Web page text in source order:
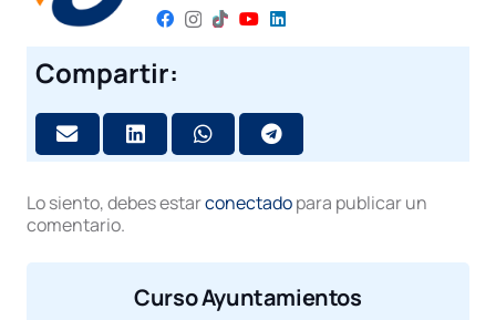
Compartir:
Lo siento, debes estarconectadopara publicar un
comentario.
Curso Ayuntamientos